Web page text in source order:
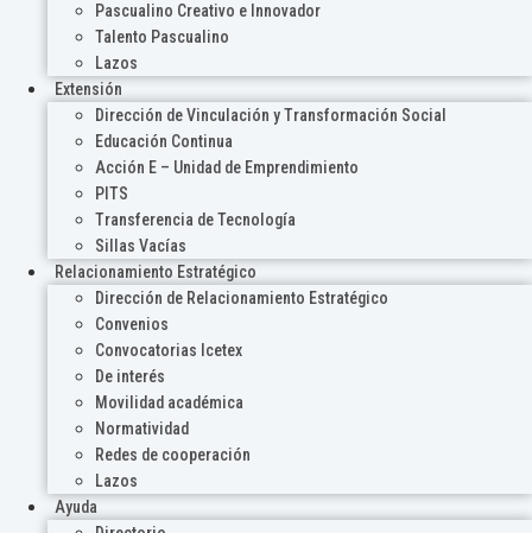
Pascualino Creativo e Innovador
Talento Pascualino
Lazos
Extensión
Dirección de Vinculación y Transformación Social
Educación Continua
Acción E – Unidad de Emprendimiento
PITS
Transferencia de Tecnología
Sillas Vacías
Relacionamiento Estratégico
Dirección de Relacionamiento Estratégico
Convenios
Convocatorias Icetex
De interés
Movilidad académica
Normatividad
Redes de cooperación
Lazos
Ayuda